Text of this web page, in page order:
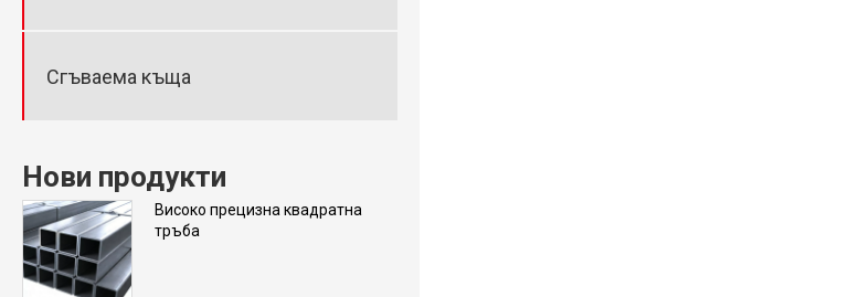
Сгъваема къща
Нови продукти
Високо прецизна квадратна
тръба